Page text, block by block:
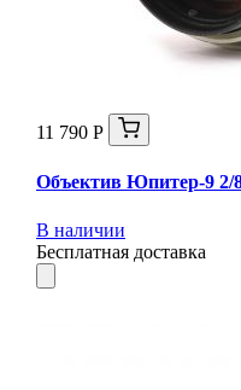
11 790 Р
Объектив Юпитер-9 2/
В наличии
Бесплатная доставка